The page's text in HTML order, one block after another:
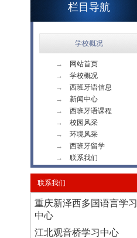
栏目导航
学校概况
→
网站首页
→
学校概况
→
西班牙语信息
→
新闻中心
→
西班牙语课程
→
校园风采
→
环境风采
→
西班牙留学
→
联系我们
联系我们
重庆新泽西多国语言学习
中心
江北观音桥学习中心